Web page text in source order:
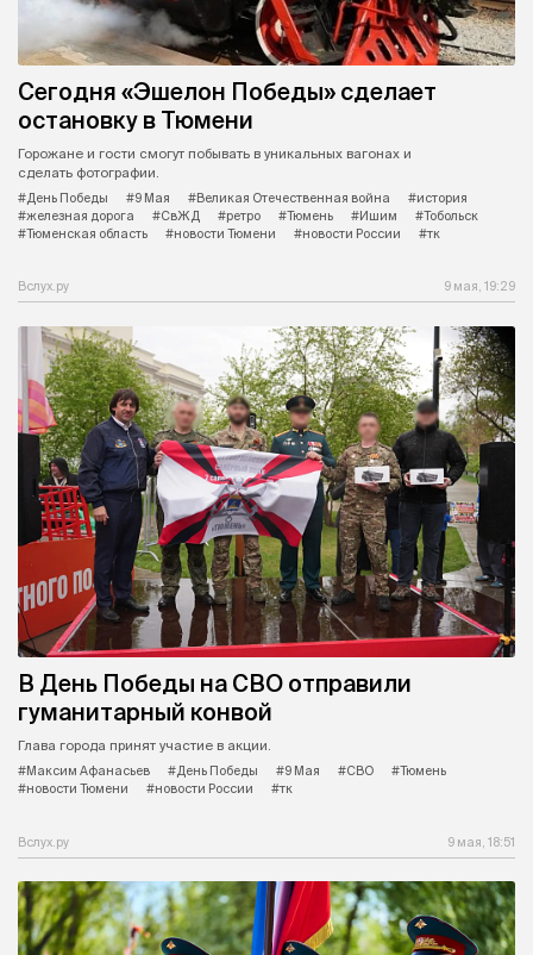
Сегодня «Эшелон Победы» сделает
остановку в Тюмени
Горожане и гости смогут побывать в уникальных вагонах и
сделать фотографии.
#День Победы
#9 Мая #Великая Отечественная война
#история
#железная дорога
#СвЖД #ретро #Тюмень #Ишим
#Тобольск
#Тюменская область
#новости Тюмени #новости России #тк
Вслух.ру 9 мая, 19:29
В День Победы на СВО отправили
гуманитарный конвой
Глава города принят участие в акции.
#Максим Афанасьев
#День Победы #9 Мая #СВО
#Тюмень
#новости Тюмени
#новости России #тк
Вслух.ру 9 мая, 18:51